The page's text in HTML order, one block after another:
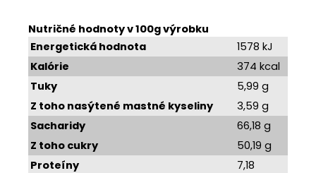
Nutričné hodnoty v 100g výrobku
Energetická hodnota
1578 kJ
Kalórie
374 kcal
Tuky
5,99 g
Z toho nasýtené mastné kyseliny
3,59 g
Sacharidy
66,18 g
Z toho cukry
50,19 g
Proteíny
7,18